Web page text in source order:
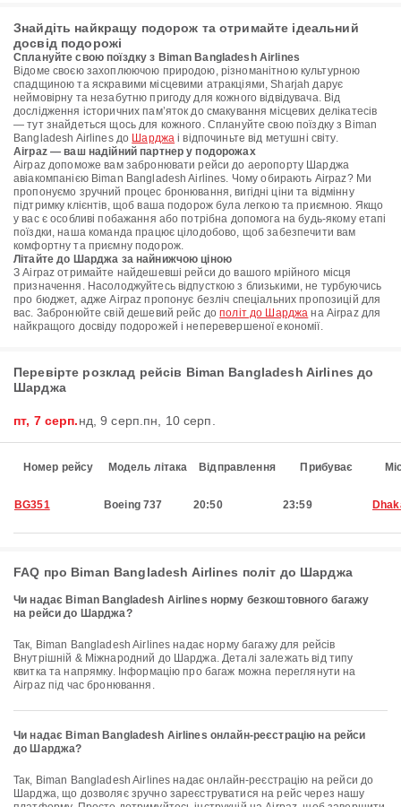
Знайдіть найкращу подорож та отримайте ідеальний
досвід подорожі
Сплануйте свою поїздку з Biman Bangladesh Airlines
Відоме своєю захоплюючою природою, різноманітною культурною
спадщиною та яскравими місцевими атракціями, Sharjah дарує
неймовірну та незабутню пригоду для кожного відвідувача. Від
дослідження історичних пам’яток до смакування місцевих делікатесів
— тут знайдеться щось для кожного. Сплануйте свою поїздку з Biman
Bangladesh Airlines до Шарджа і відпочиньте від метушні світу.
Airpaz — ваш надійний партнер у подорожах
Airpaz допоможе вам забронювати рейси до аеропорту Шарджа
авіакомпанією Biman Bangladesh Airlines. Чому обирають Airpaz? Ми
пропонуємо зручний процес бронювання, вигідні ціни та відмінну
підтримку клієнтів, щоб ваша подорож була легкою та приємною. Якщо
у вас є особливі побажання або потрібна допомога на будь-якому етапі
поїздки, наша команда працює цілодобово, щоб забезпечити вам
комфортну та приємну подорож.
Літайте до Шарджа за найнижчою ціною
З Airpaz отримайте найдешевші рейси до вашого мрійного місця
призначення. Насолоджуйтесь відпусткою з близькими, не турбуючись
про бюджет, адже Airpaz пропонує безліч спеціальних пропозицій для
вас. Забронюйте свій дешевий рейс дополіт до Шарджа на Airpaz для
найкращого досвіду подорожей і неперевершеної економії.
Перевірте розклад рейсів Biman Bangladesh Airlines до
Шарджа
пт, 7 серп.нд, 9 серп. пн, 10 серп.
Номер рейсу Модель літака Відправлення Прибуває
BG351 Boeing 737 20:50 23:59
FAQ про Biman Bangladesh Airlines політ до Шарджа
Чи надає Biman Bangladesh Airlines норму безкоштовного багажу
на рейси до Шарджа?
Так, Biman Bangladesh Airlines надає норму багажу для рейсів
Внутрішній & Міжнародний до Шарджа. Деталі залежать від типу
квитка та напрямку. Інформацію про багаж можна переглянути на
Airpaz під час бронювання.
Чи надає Biman Bangladesh Airlines онлайн-реєстрацію на рейси
до Шарджа?
Так, Biman Bangladesh Airlines надає онлайн-реєстрацію на рейси до
Шарджа, що дозволяє зручно зареєструватися на рейс через нашу